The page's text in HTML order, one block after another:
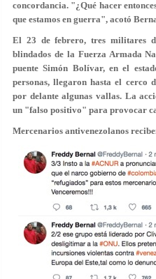
concordancia. "¿Qué hacer
que estamos en guerra", acotó
El 23 de febrero, tres militares
blindados de la Fuerza Armada
puente Simón Bolívar, en el
personas, llegaron hasta el cerco
por delante algunas vallas. La
un "falso positivo" para provocar
Mercenarios antivenezolanos